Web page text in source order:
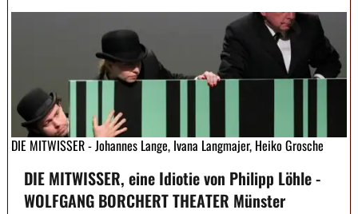
DIE MITWISSER - Johannes Lange, Ivana Langmajer, Heiko Grosche
DIE MITWISSER, eine Idiotie von Philipp Löhle -
WOLFGANG BORCHERT THEATER Münster